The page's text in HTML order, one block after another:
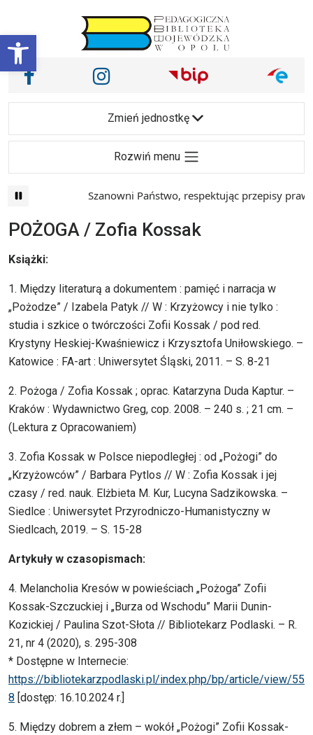
Otwórz pasek narzędzi
Main Navigation
Nasze media społecznościowe i inne
Facebook Instagram
Zmień jednostkę
Rozwiń menu
Szanowni Państwo, respektując przepisy prawa
POŻOGA / Zofia Kossak
Książki:
1. Między literaturą a dokumentem : pamięć i narracja w
„Pożodze” / Izabela Patyk // W : Krzyżowcy i nie tylko :
studia i szkice o twórczości Zofii Kossak / pod red.
Krystyny Heskiej-Kwaśniewicz i Krzysztofa Uniłowskiego. –
Katowice : FA-art : Uniwersytet Śląski, 2011. – S. 8-21
2. Pożoga / Zofia Kossak ; oprac. Katarzyna Duda Kaptur. –
Kraków : Wydawnictwo Greg, cop. 2008. – 240 s. ; 21 cm. –
(Lektura z Opracowaniem)
3. Zofia Kossak w Polsce niepodległej : od „Pożogi” do
„Krzyżowców” / Barbara Pytlos // W : Zofia Kossak i jej
czasy / red. nauk. Elżbieta M. Kur, Lucyna Sadzikowska. –
Siedlce : Uniwersytet Przyrodniczo-Humanistyczny w
Siedlcach, 2019. – S. 15-28
Artykuły w czasopismach:
4. Melancholia Kresów w powieściach „Pożoga” Zofii
Kossak-Szczuckiej i „Burza od Wschodu” Marii Dunin-
Kozickiej / Paulina Szot-Słota // Bibliotekarz Podlaski. – R.
21, nr 4 (2020), s. 295-308
* Dostępne w Internecie:
https://bibliotekarzpodlaski.pl/index.php/bp/article/view/55
8 [dostęp: 16.10.2024 r.]
5. Między dobrem a złem – wokół „Pożogi” Zofii Kossak-